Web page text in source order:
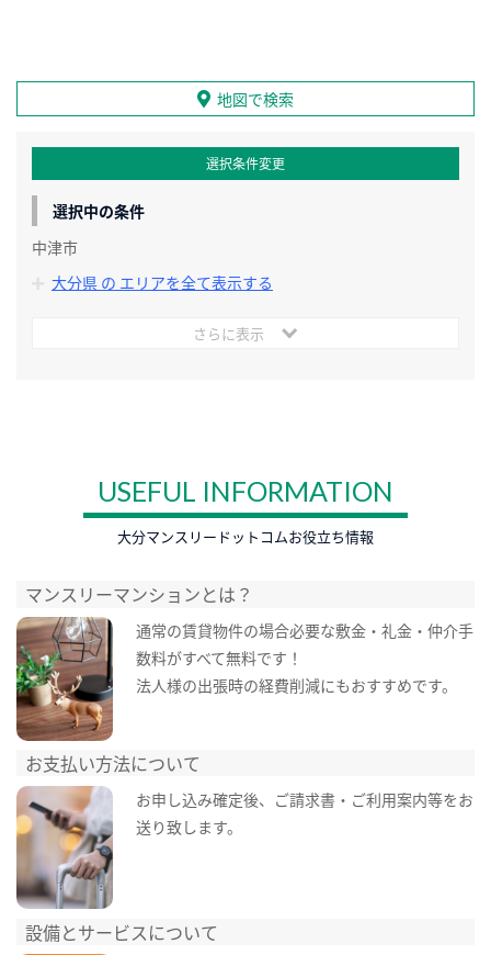
地図で検索
選択条件変更
選択中の条件
中津市
大分県 の エリアを全て表示する
さらに表示
USEFUL INFORMATION
大分マンスリードットコムお役立ち情報
マンスリーマンションとは？
通常の賃貸物件の場合必要な敷金・礼金・仲介手
数料がすべて無料です！
法人様の出張時の経費削減にもおすすめです。
お支払い方法について
お申し込み確定後、ご請求書・ご利用案内等をお
送り致します。
設備とサービスについて